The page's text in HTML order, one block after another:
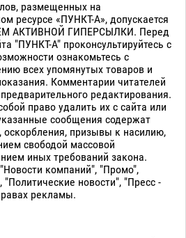
размещенных на
ресурсе «ПУНКТ-А», допускается
АКТИВНОЙ ГИПЕРСЫЛКИ. Перед
"ПУНКТ-А" проконсультируйтесь с
ознакомьтесь с
всех упомянутых товаров и
Комментарии читателей
редактирования.
право удалить их с сайта или
сообщения содержат
оскорбления, призывы к насилию,
свободой массовой
иных требований закона.
компаний", "Промо",
"Политические новости", "Пресс -
рекламы.